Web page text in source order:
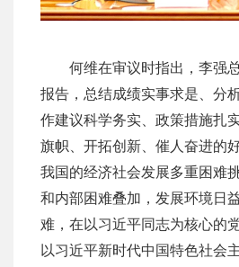
何维在审议时指出，李强
报告，总结成绩实事求是、分
作建议科学务实、政策措施扎
旗帜、开拓创新、催人奋进的
我国的经济社会发展多重困难
和内部困难叠加，发展环境日
难，在以习近平同志为核心的
以习近平新时代中国特色社会